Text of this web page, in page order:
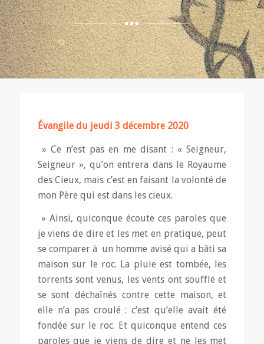
Évangile du jeudi 3 décembre 2020
» Ce n’est pas en me disant : « Seigneur,
Seigneur », qu’on entrera dans le Royaume
des Cieux, mais c’est en faisant la volonté de
mon Père qui est dans les cieux.
» Ainsi, quiconque écoute ces paroles que
je viens de dire et les met en pratique, peut
se comparer à un homme avisé qui a bâti sa
maison sur le roc. La pluie est tombée, les
torrents sont venus, les vents ont soufflé et
se sont déchaînés contre cette maison, et
elle n’a pas croulé : c’est qu’elle avait été
fondée sur le roc. Et quiconque entend ces
paroles que je viens de dire et ne les met